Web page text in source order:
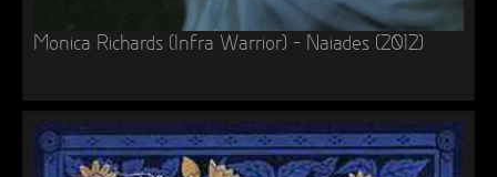
Monica Richards (Infra Warrior) – Naiades (2012)